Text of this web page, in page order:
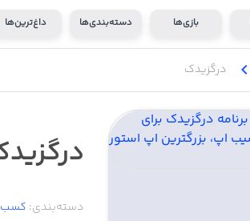
بازی‌ها دسته‌بندی‌ها داغ‌ترین‌ها
chevron_left درگزیدک
دسته‌بندی: کسب‌